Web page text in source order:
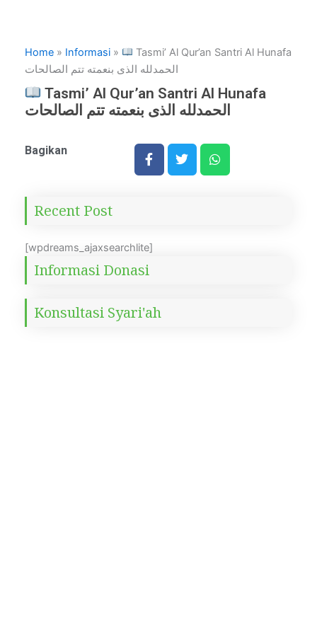
Home» Informasi»
Tasmi’ Al Qur’an Santri Al Hunafa
الحمدلله الذى بنعمته تتم الصالحات
Tasmi’ Al Qur’an Santri Al Hunafa
الحمدلله الذى بنعمته تتم الصالحات
Bagikan
Recent Post
[wpdreams_ajaxsearchlite]
Informasi Donasi
Konsultasi Syari'ah